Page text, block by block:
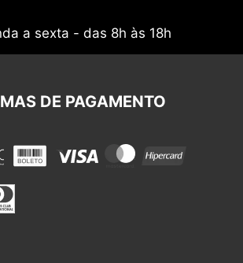
a sexta - das 8h às 18h
DE PAGAMENTO